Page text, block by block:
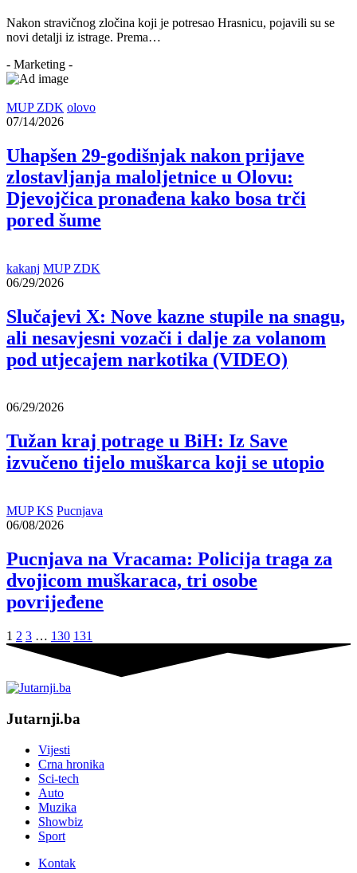
Nakon stravičnog zločina koji je potresao Hrasnicu, pojavili su se
novi detalji iz istrage. Prema…
- Marketing -
MUP ZDK olovo
07/14/2026
Uhapšen 29-godišnjak nakon prijave
zlostavljanja maloljetnice u Olovu:
Djevojčica pronađena kako bosa trči
pored šume
kakanj MUP ZDK
06/29/2026
Slučajevi X: Nove kazne stupile na snagu,
ali nesavjesni vozači i dalje za volanom
pod utjecajem narkotika (VIDEO)
06/29/2026
Tužan kraj potrage u BiH: Iz Save
izvučeno tijelo muškarca koji se utopio
MUP KS Pucnjava
06/08/2026
Pucnjava na Vracama: Policija traga za
dvojicom muškaraca, tri osobe
povrijeđene
1 2 3 … 130 131
Jutarnji.ba
Vijesti
Crna hronika
Sci-tech
Auto
Muzika
Showbiz
Sport
Kontak